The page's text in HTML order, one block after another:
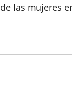
las mujeres